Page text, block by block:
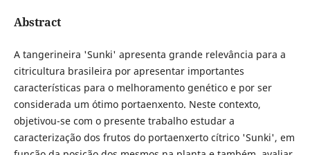
Abstract
A tangerineira 'Sunki' apresenta grande relevância para a
citricultura brasileira por apresentar importantes
características para o melhoramento genético e por ser
considerada um ótimo portaenxento. Neste contexto,
objetivou-se com o presente trabalho estudar a
caracterização dos frutos do portaenxerto cítrico 'Sunki', em